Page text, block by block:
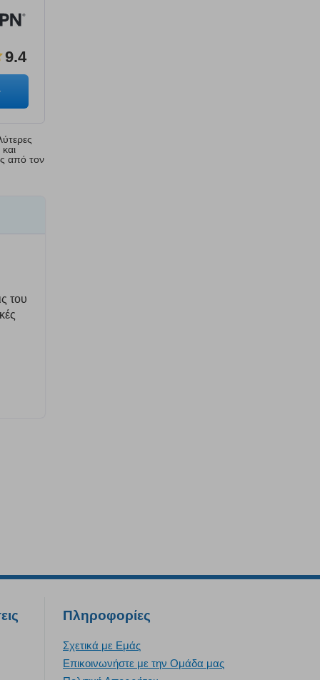
9.4
από τον
του
Πληροφορίες
Σχετικά με Εμάς
Επικοινωνήστε με την Oμάδα μας